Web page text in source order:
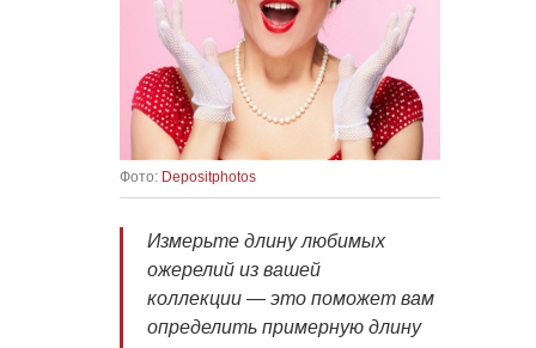
Фото: Depositphotos
Измерьте длину любимых
ожерелий из вашей
коллекции — это поможет вам
определить примерную длину